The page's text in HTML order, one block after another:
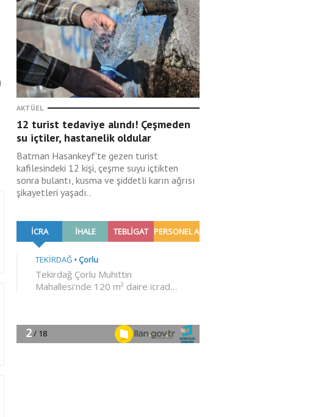
AKTÜEL
12 turist tedaviye alındı! Çeşmeden
su içtiler, hastanelik oldular
Batman Hasankeyf'te gezen turist
kafilesindeki 12 kişi, çeşme suyu içtikten
sonra bulantı, kusma ve şiddetli karın ağrısı
şikayetleri yaşadı..